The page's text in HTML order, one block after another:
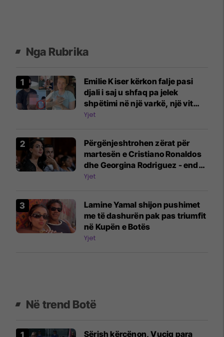
Nga Rubrika
Emilie Kiser kërkon falje pasi
djali i saj u shfaq pa jelek
shpëtimi në një varkë, një vit
pas tragjedisë
Yjet
Përgënjeshtrohen zërat për
martesën e Cristiano Ronaldos
dhe Georgina Rodriguez - ende
nuk është caktuar data e
Yjet
Lamine Yamal shijon pushimet
me të dashurën pak pas triumfit
në Kupën e Botës
Yjet
Në trend Botë
Sërish kërcënon, Vuçiq para